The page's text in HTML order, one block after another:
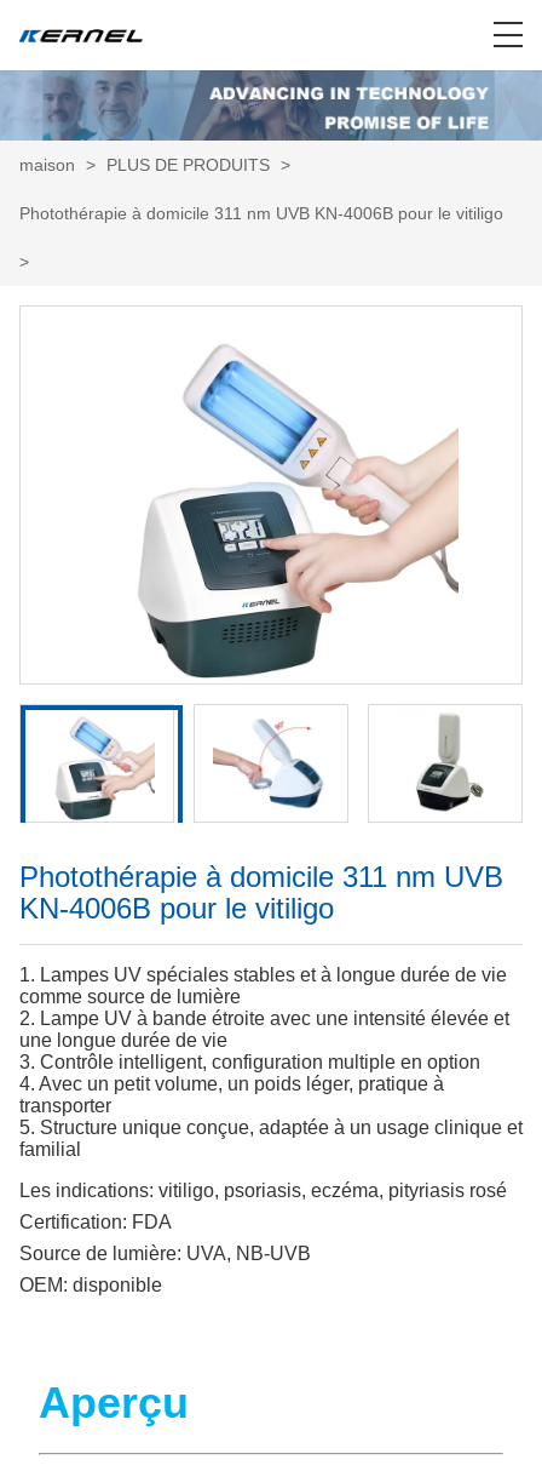
maison > PLUS DE PRODUITS >
Photothérapie à domicile 311 nm UVB KN-4006B pour le vitiligo
>
Photothérapie à domicile 311 nm UVB
KN-4006B pour le vitiligo
1. Lampes UV spéciales stables et à longue durée de vie
comme source de lumière
2. Lampe UV à bande étroite avec une intensité élevée et
une longue durée de vie
3. Contrôle intelligent, configuration multiple en option
4. Avec un petit volume, un poids léger, pratique à
transporter
5. Structure unique conçue, adaptée à un usage clinique et
familial
Les indications: vitiligo, psoriasis, eczéma, pityriasis rosé
Certification: FDA
Source de lumière: UVA, NB-UVB
OEM: disponible
Aperçu